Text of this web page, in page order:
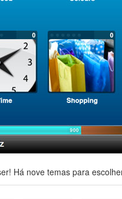
Há nove temas para